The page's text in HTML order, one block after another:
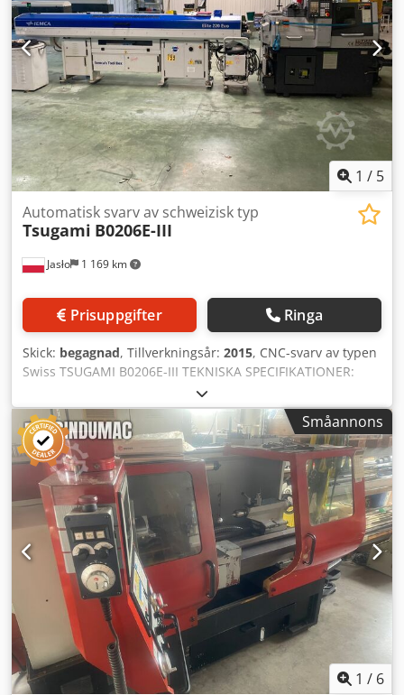
1 / 5
Jasło 1 169 km
Automatisk svarv av schweizisk typ
Tsugami B0206E-III
Prisuppgifter Ringa
Skick: begagnad, Tillverkningsår: 2015, CNC-svarv av typen
Swiss TSUGAMI B0206E-III TEKNISKA SPECIFIKATIONER:
Tillverkningsår: 2015 CNC-styrning: FANUC, serie 32i-B
Antal axlar: 6 Snabbmatning, axel X1: 24 000 mm/min
Snabbmatning, axel X2: 24 000 mm/min Snabbmatning,
axel Z1: 32 000 mm/min Snabbmatning, axel Z2: 32 000
mm/min Snabbmatning, axel Y1: 15 000 mm/min
Snabbmatning, axel Y2: 15 000 mm/min Max. diameter på
ämnet: 20 mm Minsta spindelhastighet: 200 varv/min Max.
spindelhastighet: 10 000 varv/min Axel C:s upplösning:
0,001° Chsdjzp D Uuspfx Algea Spindeleffekt: 3,7 kW
Minsta motspindelhastighet: 200 varv/min Max.
motspindelhastighet: 12 000 varv/min Axel C:s upplösning
för motspindel: 0,001° Motspindeleffekt: 2,2 kW Antal
positioner för främre verktygshuvud: 8 Antal positioner för
verktygshuvud 1: 5 Antal drivna positioner för
verktygshuvud 1: 3 Hastighet för drivna verktyg i
verktygshuvud 1: 8 000 varv/min Antal positioner för
Småannons
1 / 6